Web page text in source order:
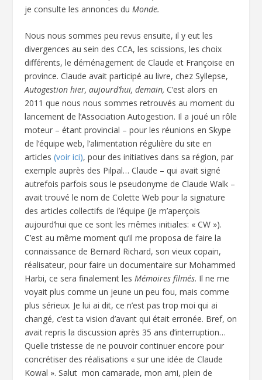
je consulte les annonces du Monde.
Nous nous sommes peu revus ensuite, il y eut les
divergences au sein des CCA, les scissions, les choix
différents, le déménagement de Claude et Françoise en
province. Claude avait participé au livre, chez Syllepse,
Autogestion hier, aujourd’hui, demain,C’est alors en
2011 que nous nous sommes retrouvés au moment du
lancement de l’Association Autogestion. Il a joué un rôle
moteur – étant provincial – pour les réunions en Skype
de l’équipe web, l’alimentation régulière du site en
articles(voir ici), pour des initiatives dans sa région, par
exemple auprès des Pilpal… Claude – qui avait signé
autrefois parfois sous le pseudonyme de Claude Walk –
avait trouvé le nom de Colette Web pour la signature
des articles collectifs de l’équipe (Je m’aperçois
aujourd’hui que ce sont les mêmes initiales: « CW »).
C’est au même moment qu’il me proposa de faire la
connaissance de Bernard Richard, son vieux copain,
réalisateur, pour faire un documentaire sur Mohammed
Harbi, ce sera finalement lesMémoires filmés. Il ne me
voyait plus comme un jeune un peu fou, mais comme
plus sérieux. Je lui ai dit, ce n’est pas trop moi qui ai
changé, c’est ta vision d’avant qui était erronée. Bref, on
avait repris la discussion après 35 ans d’interruption…
Quelle tristesse de ne pouvoir continuer encore pour
concrétiser des réalisations « sur une idée de Claude
Kowal ». Salut mon camarade, mon ami, plein de